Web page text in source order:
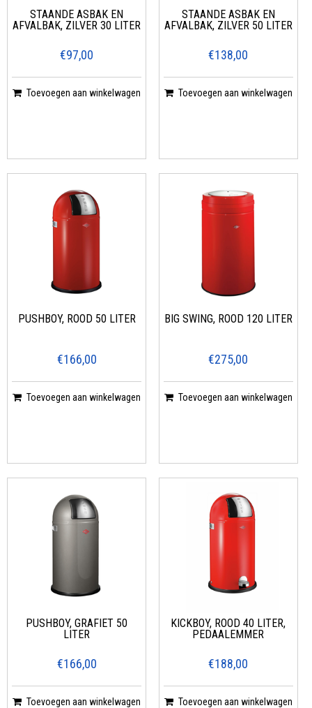
STAANDE ASBAK EN
AFVALBAK, ZILVER 30 LITER
€97,00
Toevoegen aan winkelwagen
STAANDE ASBAK EN
AFVALBAK, ZILVER 50 LITER
€138,00
Toevoegen aan winkelwagen
PUSHBOY, ROOD 50 LITER
€166,00
Toevoegen aan winkelwagen
BIG SWING, ROOD 120 LITER
€275,00
Toevoegen aan winkelwagen
PUSHBOY, GRAFIET 50
LITER
€166,00
Toevoegen aan winkelwagen
KICKBOY, ROOD 40 LITER,
PEDAALEMMER
€188,00
Toevoegen aan winkelwagen